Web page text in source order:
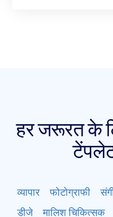
हर जरूरत के
व्यापार फोटोग्राफी
डीजे
मालिश चिकित्सक